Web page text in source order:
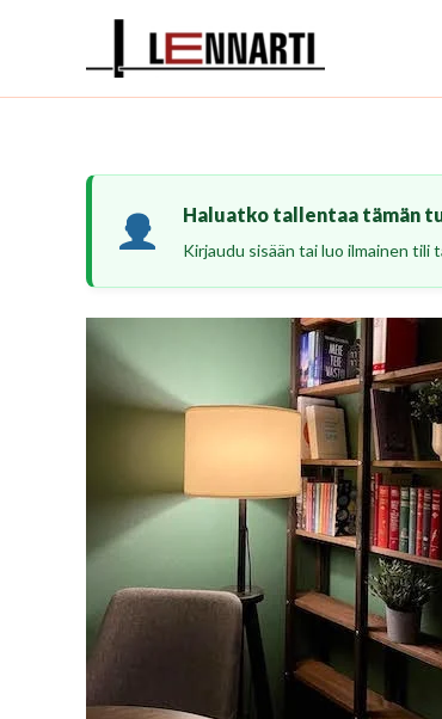
Haluatko tallentaa tämän
Kirjaudu sisään tai luo ilmainen tili